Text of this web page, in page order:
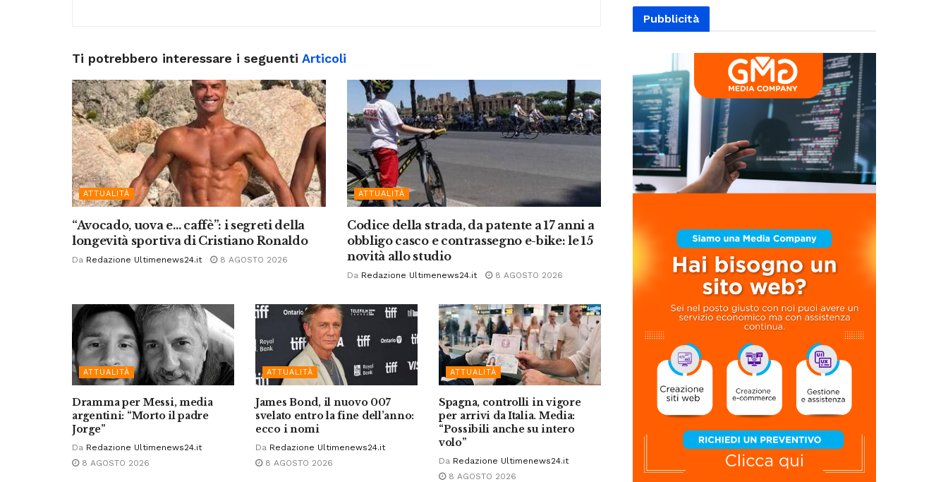
Ti potrebbero interessare i seguenti Articoli
ATTUALITÀ
“Avocado, uova e… caffè”: i segreti della
longevità sportiva di Cristiano Ronaldo
Da Redazione Ultimenews24.it 8 AGOSTO 2026
ATTUALITÀ
Codice della strada, da patente a 17 anni a
obbligo casco e contrassegno e-bike: le 15
novità allo studio
Da Redazione Ultimenews24.it 8 AGOSTO 2026
ATTUALITÀ
Dramma per Messi, media
argentini: “Morto il padre
Jorge”
Da Redazione Ultimenews24.it
8 AGOSTO 2026
ATTUALITÀ
James Bond, il nuovo 007
svelato entro la fine dell’anno:
ecco i nomi
Da Redazione Ultimenews24.it
8 AGOSTO 2026
ATTUALITÀ
Spagna, controlli in vigore
per arrivi da Italia. Media:
“Possibili anche su intero
volo”
Da Redazione Ultimenews24.it
8 AGOSTO 2026
Pubblicità